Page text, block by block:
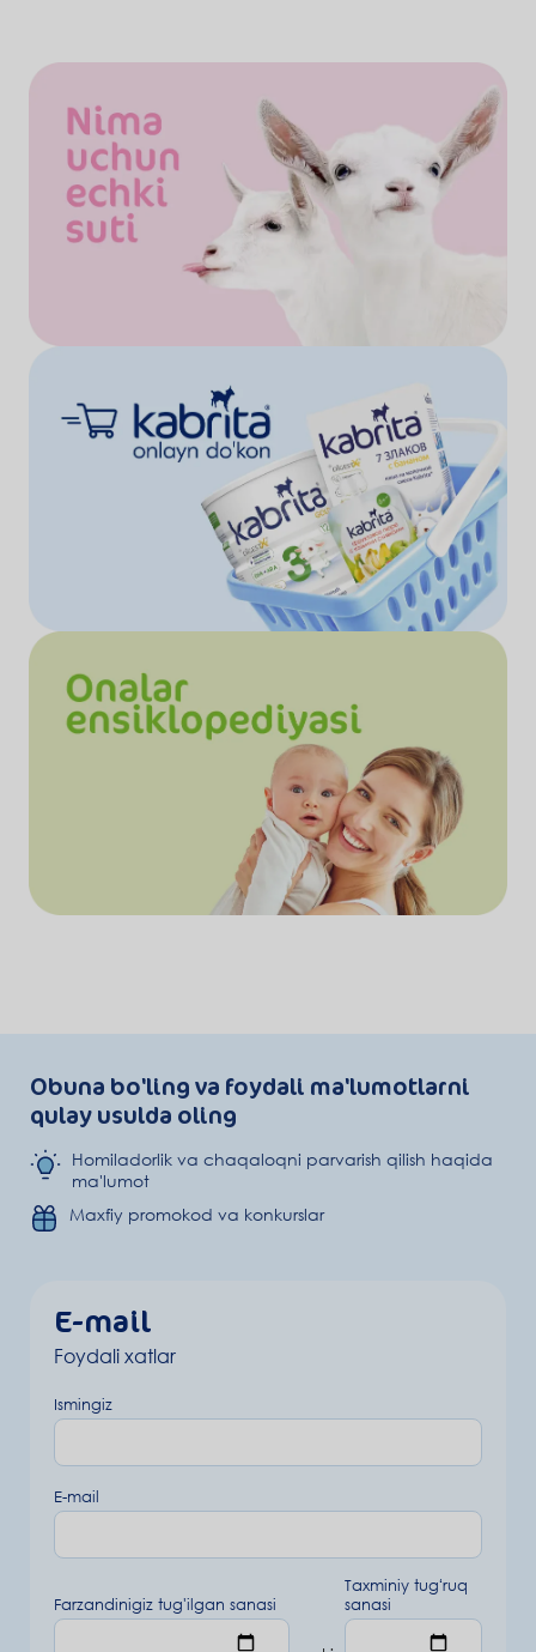
Obuna bo'ling va foydali ma'lumotlarni
qulay usulda oling
Homiladorlik va chaqaloqni parvarish qilish haqida
ma'lumot
Maxfiy promokod va konkurslar
E-mail
Foydali xatlar
Ismingiz
E-mail
Farzandinigiz tug'ilgan sanasi
Taxminiy tugʻruq
sanasi